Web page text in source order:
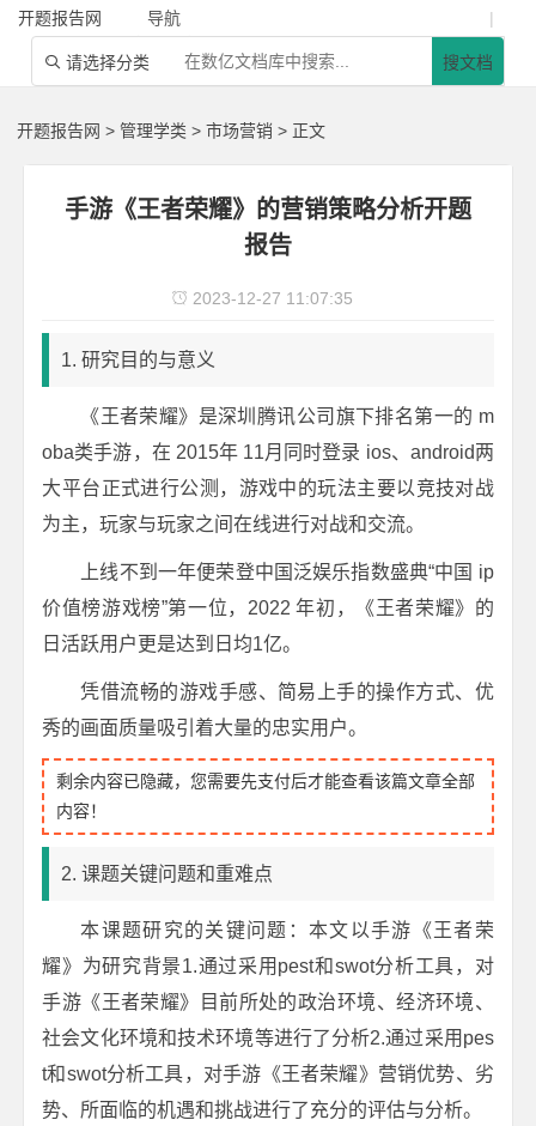
开题报告网 导航 |
 请选择分类 搜文档
开题报告网 >管理学类 >市场营销 > 正文
手游《王者荣耀》的营销策略分析开题
报告
 2023-12-27 11:07:35
1. 研究目的与意义
《王者荣耀》是深圳腾讯公司旗下排名第一的 m
oba类手游，在 2015年 11月同时登录 ios、android两
大平台正式进行公测，游戏中的玩法主要以竞技对战
为主，玩家与玩家之间在线进行对战和交流。
上线不到一年便荣登中国泛娱乐指数盛典“中国 ip
价值榜游戏榜”第一位，2022 年初，《王者荣耀》的
日活跃用户更是达到日均1亿。
凭借流畅的游戏手感、简易上手的操作方式、优
秀的画面质量吸引着大量的忠实用户。
剩余内容已隐藏，您需要先支付后才能查看该篇文章全部
内容！
2. 课题关键问题和重难点
本课题研究的关键问题：本文以手游《王者荣
耀》为研究背景1.通过采用pest和swot分析工具，对
手游《王者荣耀》目前所处的政治环境、经济环境、
社会文化环境和技术环境等进行了分析2.通过采用pes
t和swot分析工具，对手游《王者荣耀》营销优势、劣
势、所面临的机遇和挑战进行了充分的评估与分析。